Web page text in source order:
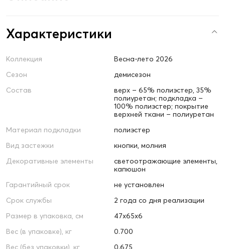
Характеристики
Коллекция
Весна-лето 2026
Сезон
демисезон
Состав
верх – 65% полиэстер, 35%
полиуретан; подкладка –
100% полиэстер; покрытие
верхней ткани – полиуретан
Материал подкладки
полиэстер
Вид застежки
кнопки, молния
Декоративные элементы
светоотражающие элементы,
капюшон
Гарантийный срок
не установлен
Срок службы
2 года со дня реализации
Размер в упаковка, см
47х65х6
Вес (в упаковке), кг
0.700
Вес (без упаковки), кг
0.675